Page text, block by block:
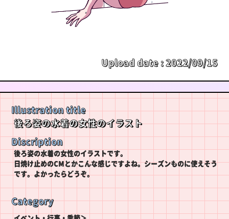
Illustration title
後ろ姿の水着の女性のイラスト
Discription
後ろ姿の水着の女性のイラストです。
日焼け止めのCMとかこんな感じですよね。シーズンものに使えそう
です。よかったらどうぞ。
Category
Upload date : 2022/09/15